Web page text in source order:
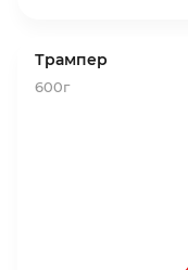
Трампер
600г